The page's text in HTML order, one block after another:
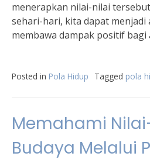
menerapkan nilai-nilai
sehari-hari, kita dapat
membawa dampak positif bagi
Posted in Pola Hidup Tagged pola
Memahami
Budaya Melalui